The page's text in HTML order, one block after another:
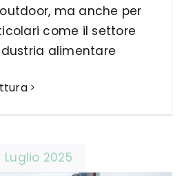
ma anche per
come il settore
alimentare
Luglio 2025